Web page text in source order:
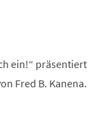
ein!“ präsentiert
Fred B. Kanena.